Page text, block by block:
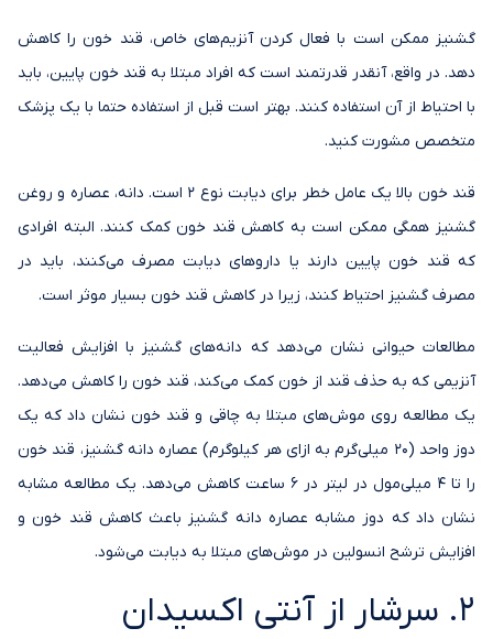
گشنیز ممکن است با فعال کردن آنزیم‌های خاص، قند خون را کاهش
دهد. در واقع، آنقدر قدرتمند است که افراد مبتلا به قند خون پایین، باید
با احتیاط از آن استفاده کنند. بهتر است قبل از استفاده حتما با یک پزشک
متخصص مشورت کنید.
قند خون بالا یک عامل خطر برای دیابت نوع 2 است. دانه، عصاره و روغن
گشنیز همگی ممکن است به کاهش قند خون کمک کنند. البته افرادی
که قند خون پایین دارند یا داروهای دیابت مصرف می‌کنند، باید در
مصرف گشنیز احتیاط کنند، زیرا در کاهش قند خون بسیار موثر است.
مطالعات حیوانی نشان می‌دهد که دانه‌های گشنیز با افزایش فعالیت
آنزیمی که به حذف قند از خون کمک می‌کند، قند خون را کاهش می‌دهد.
یک مطالعه روی موش‌های مبتلا به چاقی و قند خون نشان داد که یک
دوز واحد (20 میلی‌گرم به ازای هر کیلوگرم) عصاره دانه گشنیز، قند خون
را تا 4 میلی‌مول در لیتر در 6 ساعت کاهش می‌دهد. یک مطالعه مشابه
نشان داد که دوز مشابه عصاره دانه گشنیز باعث کاهش قند خون و
افزایش ترشح انسولین در موش‌های مبتلا به دیابت می‌شود.
2. سرشار از آنتی اکسیدان